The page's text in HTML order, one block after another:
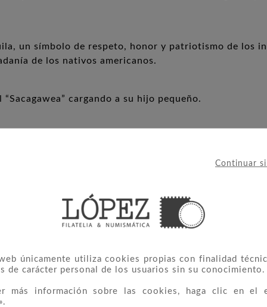
Continuar
únicamente utiliza cookies propias con finalidad
de carácter personal de los usuarios sin su conocimiento.
más información sobre las cookies, haga clic en el
un símbolo de respeto, honor y patriotismo de los
de los nativos americanos.
cargando a su hijo pequeño.
ESTE PRODUCTO